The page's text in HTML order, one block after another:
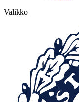
Valikko